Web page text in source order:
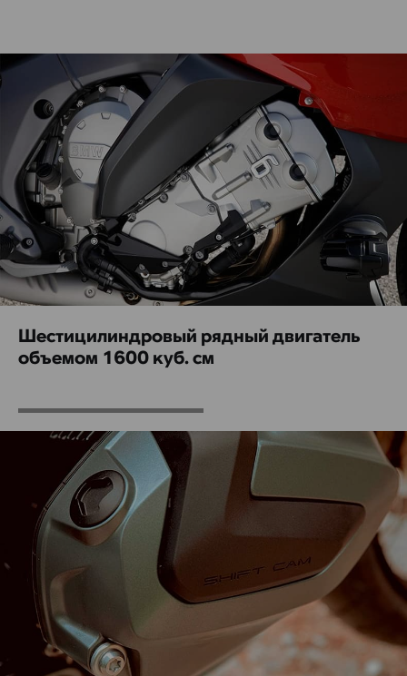
Шестицилиндровый рядный двигатель
объемом 1600 куб. см